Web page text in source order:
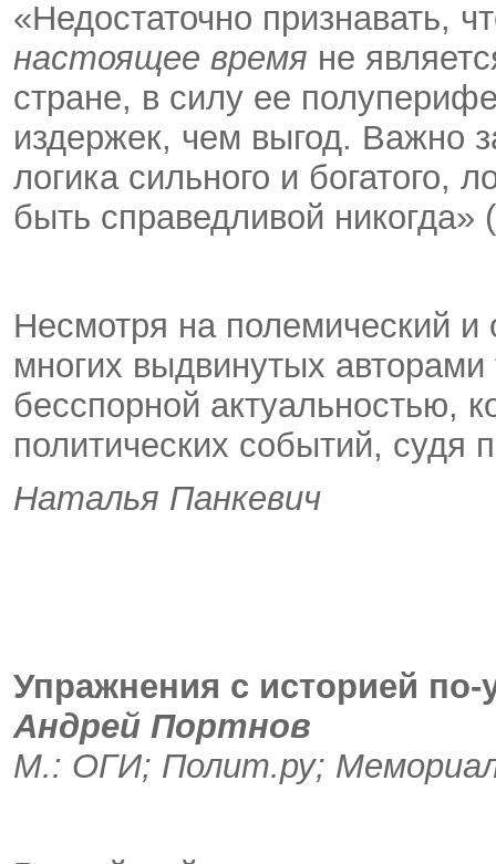
«Недостаточно признавать,
настоящее время не
стране, в силу ее
издержек, чем выгод. Важно
логика сильного и богатого,
быть справедливой никогда»
Несмотря на полемический и
многих выдвинутых авторами
бесспорной актуальностью,
политических событий, судя
Наталья Панкевич
Упражнения с историей по-
Андрей Портнов
М.: ОГИ; Полит.ру;